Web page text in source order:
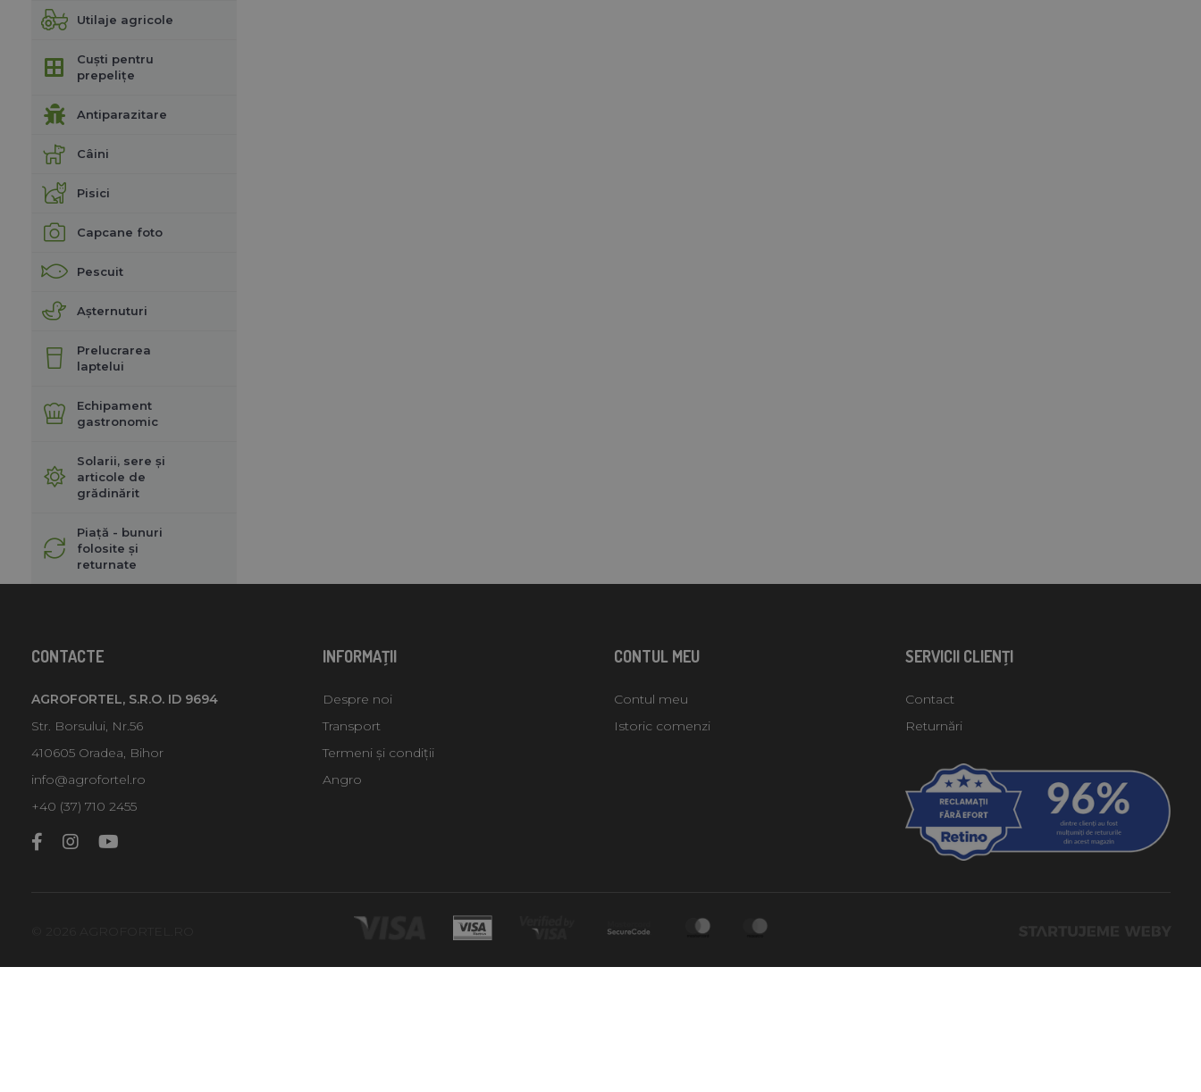
Utilaje agricole
Cuști pentru
prepelițe
Antiparazitare
Câini
Pisici
Capcane foto
Pescuit
Așternuturi
Prelucrarea
laptelui
Echipament
gastronomic
Solarii, sere și
articole de
grădinărit
Piață - bunuri
folosite și
returnate
CONTACTE
AGROFORTEL, S.R.O. ID 9694
Str. Borsului, Nr.56
410605 Oradea, Bihor
info@agrofortel.ro
+40 (37) 710 2455
INFORMAŢII
Despre noi
Transport
Termeni și condiții
Angro
CONTUL MEU
Contul meu
Istoric comenzi
SERVICII CLIENŢI
Contact
Returnări